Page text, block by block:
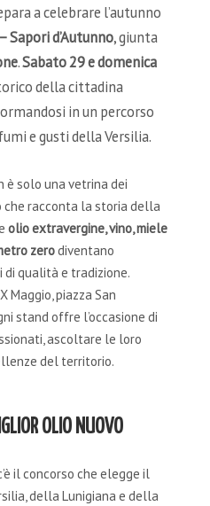
a celebrare l’autunno
Sapori d’Autunno, giunta
.Sabato 29 e domenica
della cittadina
in un percorso
e gusti della Versilia.
è solo una vetrina dei
racconta la storia della
olio extravergine, vino, miele
zerodiventano
qualità e tradizione.
Maggio, piazza San
stand offre l’occasione di
ascoltare le loro
del territorio.
OLIO NUOVO
il concorso che elegge il
della Lunigiana e della